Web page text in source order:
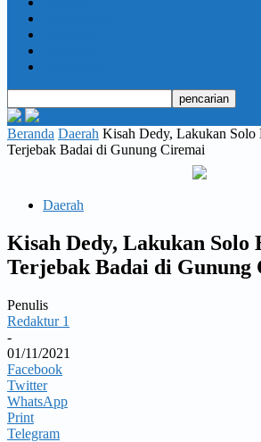
Beranda Daerah Kisah Dedy, Lakukan
Terjebak Badai di Gunung Ciremai
Daerah
Kisah Dedy, Lakukan Solo
Terjebak Badai di Gunung
Penulis
Redaktur 1
-
01/11/2021
Facebook
Twitter
WhatsApp
Print
Telegram